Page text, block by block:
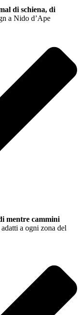
di schiena, di
a Nido d’Ape
mentre cammini
a ogni zona del